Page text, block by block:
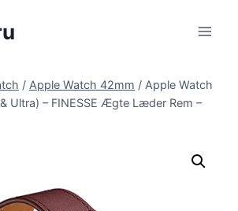
/ Apple Watch 42mm / Apple Watch
Ultra) – FINESSE Ægte Læder Rem –